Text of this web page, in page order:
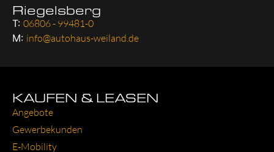
Riegelsberg
T: 06806 - 99481-0
M: info@autohaus-weiland.de
KAUFEN & LEASEN
Ange­bo­te
Gewer­be­kun­den
E‑Mobility